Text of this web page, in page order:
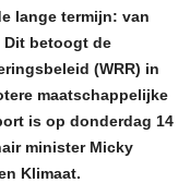
lange termijn: van
Dit betoogt de
(WRR) in
maatschappelijke
is op donderdag 14
minister Micky
Klimaat.